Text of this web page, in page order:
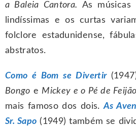
a Baleia Cantora. As
lindíssimas e os curtas
folclore estadunidense,
abstratos.
Como é Bom se Divertir
Bongo e Mickey e o Pé de Feijão
mais famoso dos dois.As
Sr. Sapo (1949) também se